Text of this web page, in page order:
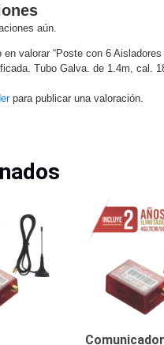
/
Antiexplosión
Ocultas
Videograbadoras
e
aún.
en valorar “Poste con 6
Tubo Galva. de 1.4m, cal.
para publicar una valoración.